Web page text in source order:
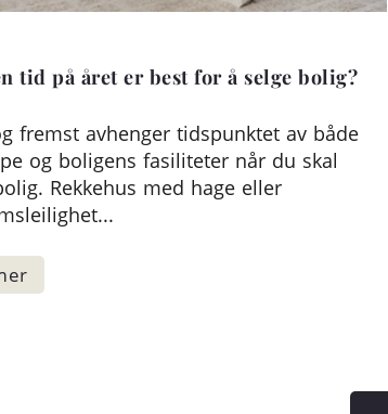
tid på året er best for å selge bolig?
fremst avhenger tidspunktet av både
og boligens fasiliteter når du skal
Rekkehus med hage eller